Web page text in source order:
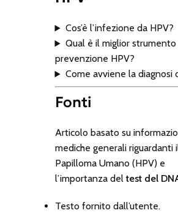
Cos’è l’infezione da HPV?
Qual è il miglior
prevenzione HPV?
Come avviene la diagnosi
Fonti
Articolo basato su
mediche generali riguardanti
Papilloma Umano (HPV) e
l’importanza deltest del
Testo fornito dall’utente.